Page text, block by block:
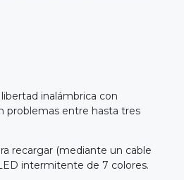
inalámbrica con
problemas entre hasta tres
recargar (mediante un cable
intermitente de 7 colores.